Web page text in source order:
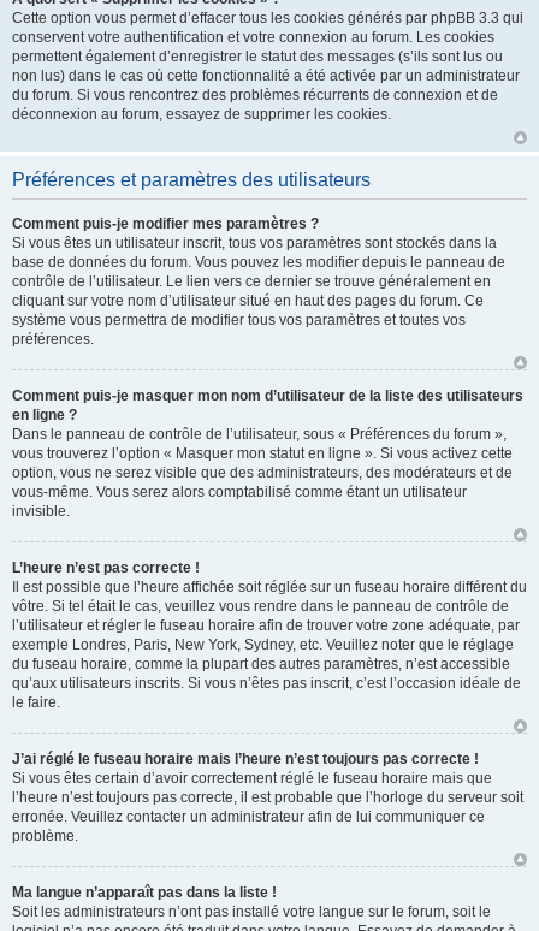
Cette option vous permet d’effacer tous les cookies générés par phpBB 3.3 qui
conservent votre authentification et votre connexion au forum. Les cookies
permettent également d’enregistrer le statut des messages (s’ils sont lus ou
non lus) dans le cas où cette fonctionnalité a été activée par un administrateur
du forum. Si vous rencontrez des problèmes récurrents de connexion et de
déconnexion au forum, essayez de supprimer les cookies.
Préférences et paramètres des utilisateurs
Comment puis-je modifier mes paramètres ?
Si vous êtes un utilisateur inscrit, tous vos paramètres sont stockés dans la
base de données du forum. Vous pouvez les modifier depuis le panneau de
contrôle de l’utilisateur. Le lien vers ce dernier se trouve généralement en
cliquant sur votre nom d’utilisateur situé en haut des pages du forum. Ce
système vous permettra de modifier tous vos paramètres et toutes vos
préférences.
Comment puis-je masquer mon nom d’utilisateur de la liste des utilisateurs
en ligne ?
Dans le panneau de contrôle de l’utilisateur, sous « Préférences du forum »,
vous trouverez l’option « Masquer mon statut en ligne ». Si vous activez cette
option, vous ne serez visible que des administrateurs, des modérateurs et de
vous-même. Vous serez alors comptabilisé comme étant un utilisateur
invisible.
L’heure n’est pas correcte !
Il est possible que l’heure affichée soit réglée sur un fuseau horaire différent du
vôtre. Si tel était le cas, veuillez vous rendre dans le panneau de contrôle de
l’utilisateur et régler le fuseau horaire afin de trouver votre zone adéquate, par
exemple Londres, Paris, New York, Sydney, etc. Veuillez noter que le réglage
du fuseau horaire, comme la plupart des autres paramètres, n’est accessible
qu’aux utilisateurs inscrits. Si vous n’êtes pas inscrit, c’est l’occasion idéale de
le faire.
J’ai réglé le fuseau horaire mais l’heure n’est toujours pas correcte !
Si vous êtes certain d’avoir correctement réglé le fuseau horaire mais que
l’heure n’est toujours pas correcte, il est probable que l’horloge du serveur soit
erronée. Veuillez contacter un administrateur afin de lui communiquer ce
problème.
Ma langue n’apparaît pas dans la liste !
Soit les administrateurs n’ont pas installé votre langue sur le forum, soit le